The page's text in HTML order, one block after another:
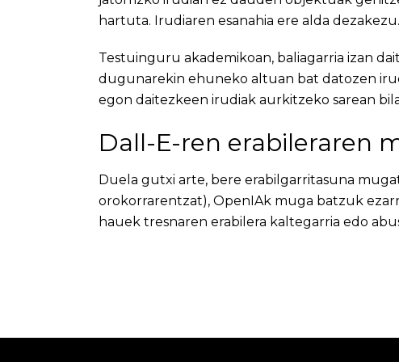
hartuta. Irudiaren esanahia ere alda dezakezu.
Testuinguru akademikoan, baliagarria izan
dugunarekin ehuneko altuan bat datozen
egon daitezkeen irudiak aurkitzeko sarean
Dall-E-ren erabileraren
Duela gutxi arte, bere erabilgarritasuna
orokorrarentzat), OpenIAk muga batzuk
hauek tresnaren erabilera kaltegarria edo